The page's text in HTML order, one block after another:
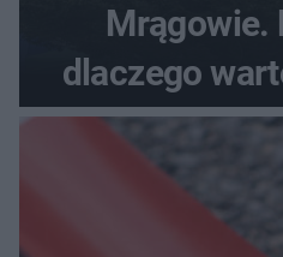
Mrągowie.
dlaczego
kierunek